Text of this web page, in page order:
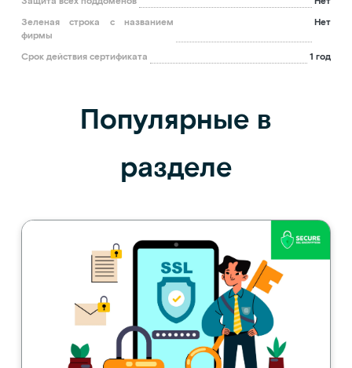
Зеленая строка с названием
фирмы
Нет
Срок действия сертификата 1 год
Популярные в
разделе